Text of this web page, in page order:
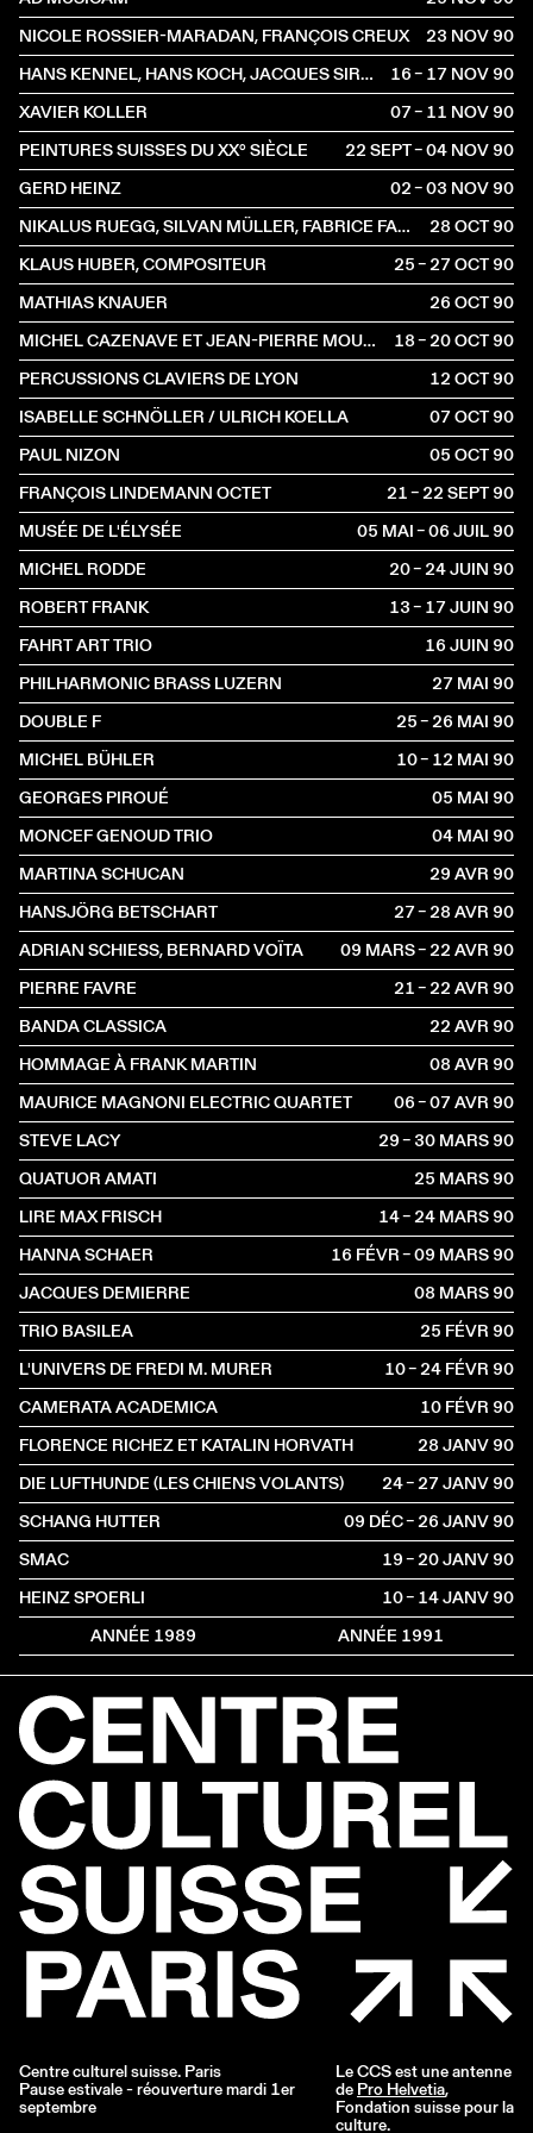
NICOLE ROSSIER-MARADAN, FRANÇOIS CREUX
23 NOV1990
HANS KENNEL, HANS KOCH, JACQUES SIRON, CHRISTOPH BAUMANN
16 – 17 NOV1990
XAVIER KOLLER
07 – 11 NOV1990
PEINTURES SUISSES DU XX° SIÈCLE
22 SEPT – 04 NOV1990
GERD HEINZ
02 – 03 NOV1990
NIKALUS RUEGG, SILVAN MÜLLER, FABRICE FABIOLA, ALVIN MUOTH ET YVO HAAG
28 OCT1990
KLAUS HUBER, COMPOSITEUR
25 – 27 OCT1990
MATHIAS KNAUER
26 OCT1990
MICHEL CAZENAVE ET JEAN-PIERRE MOULIN
18 – 20 OCT1990
PERCUSSIONS CLAVIERS DE LYON
12 OCT1990
ISABELLE SCHNÖLLER / ULRICH KOELLA
07 OCT1990
PAUL NIZON
05 OCT1990
FRANÇOIS LINDEMANN OCTET
21 – 22 SEPT1990
MUSÉE DE L'ÉLYSÉE
05 MAI – 06 JUIL1990
MICHEL RODDE
20 – 24 JUIN1990
ROBERT FRANK
13 – 17 JUIN1990
FAHRT ART TRIO
16 JUIN1990
PHILHARMONIC BRASS LUZERN
27 MAI1990
DOUBLE F
25 – 26 MAI1990
MICHEL BÜHLER
10 – 12 MAI1990
GEORGES PIROUÉ
05 MAI1990
MONCEF GENOUD TRIO
04 MAI1990
MARTINA SCHUCAN
29 AVR1990
HANSJÖRG BETSCHART
27 – 28 AVR1990
ADRIAN SCHIESS, BERNARD VOÏTA
09 MARS – 22 AVR1990
PIERRE FAVRE
21 – 22 AVR1990
BANDA CLASSICA
22 AVR1990
HOMMAGE À FRANK MARTIN
08 AVR1990
MAURICE MAGNONI ELECTRIC QUARTET
06 – 07 AVR1990
STEVE LACY
29 – 30 MARS1990
QUATUOR AMATI
25 MARS1990
LIRE MAX FRISCH
14 – 24 MARS1990
HANNA SCHAER
16 FÉVR – 09 MARS1990
JACQUES DEMIERRE
08 MARS1990
TRIO BASILEA
25 FÉVR1990
L'UNIVERS DE FREDI M. MURER
10 – 24 FÉVR1990
CAMERATA ACADEMICA
10 FÉVR1990
FLORENCE RICHEZ ET KATALIN HORVATH
28 JANV1990
DIE LUFTHUNDE (LES CHIENS VOLANTS)
24 – 27 JANV1990
SCHANG HUTTER
09 DÉC – 26 JANV1990
SMAC
19 – 20 JANV1990
HEINZ SPOERLI
10 – 14 JANV1990
ANNÉE 1989
ANNÉE 1991
Centre culturel suisse. Paris
Pause estivale - réouverture mardi 1er
septembre
Le CCS est une antenne
de Pro Helvetia,
Fondation suisse pour la
culture.